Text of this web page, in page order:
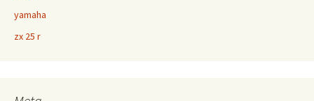
yamaha
zx 25 r